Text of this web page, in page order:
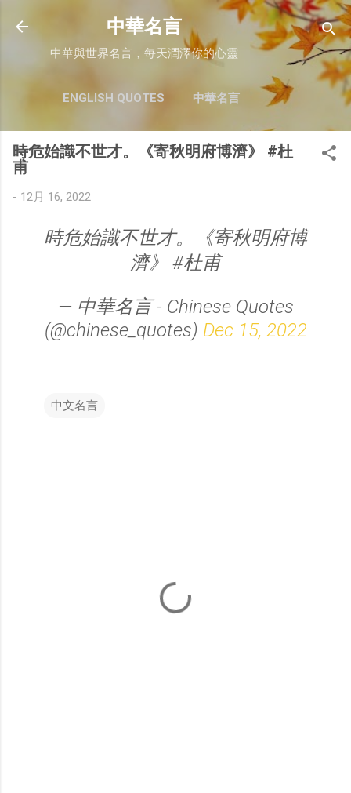
跳至主要內容
中華名言
中華與世界名言，每天潤澤你的心靈
ENGLISH QUOTES 中華名言
時危始識不世才。《寄秋明府博濟》 #杜
甫
- 12月 16, 2022
時危始識不世才。《寄秋明府博
濟》 #杜甫
— 中華名言 - Chinese Quotes
(@chinese_quotes) Dec 15, 2022
中文名言